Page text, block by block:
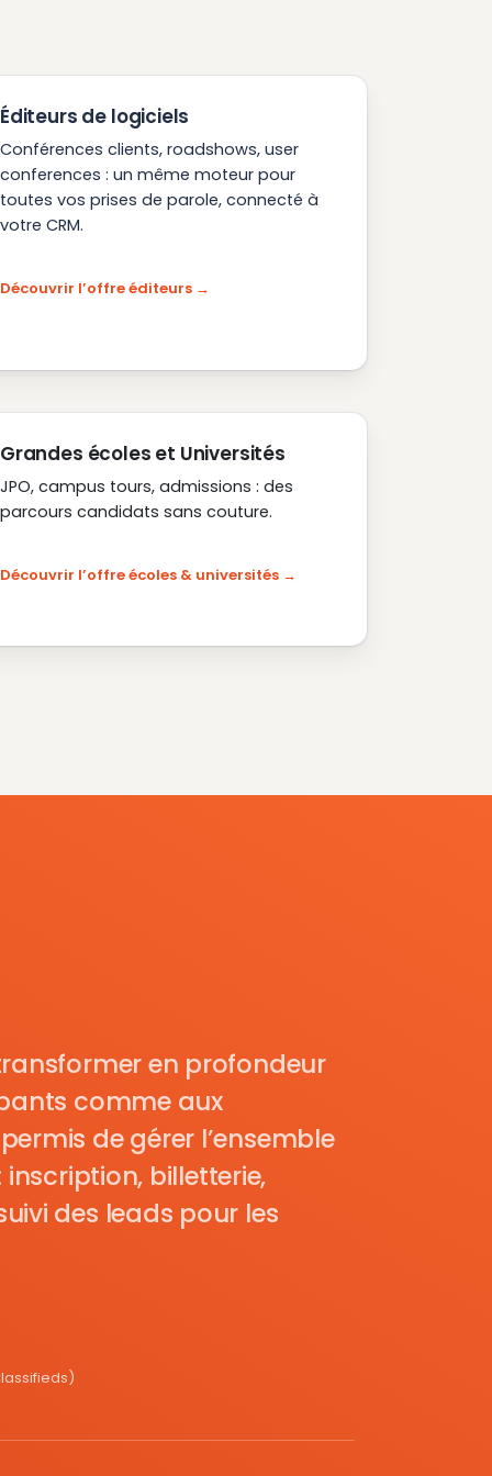
Éditeurs de logiciels
Conférences clients, roadshows, user
conferences : un même moteur pour
toutes vos prises de parole, connecté à
votre CRM.
Découvrir l’offre éditeurs
Grandes écoles et Universités
JPO, campus tours, admissions : des
parcours candidats sans couture.
Découvrir l’offre écoles & universités
en profondeur
comme aux
de gérer l’ensemble
billetterie,
des leads pour les